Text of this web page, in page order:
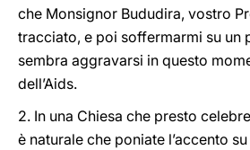
che Monsignor Bududira, vostro
tracciato, e poi soffermarmi su un
sembra aggravarsi in questo
dell’Aids.
2. In una Chiesa che presto
è naturale che poniate l’accento